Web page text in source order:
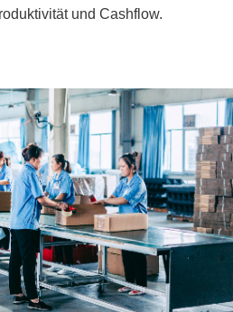
und Cashflow.